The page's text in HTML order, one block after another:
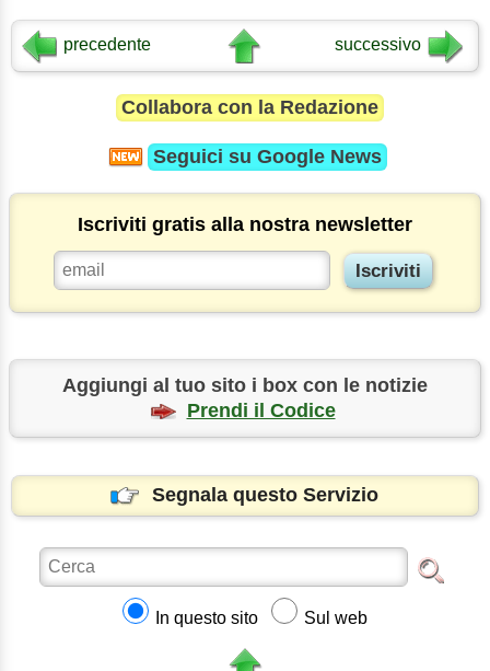
precedente successivo
Collabora con la Redazione
Seguici su Google News
Iscriviti gratis alla nostra newsletter
Aggiungi al tuo sito i box con le notizie
Prendi il Codice
Segnala questo Servizio
In questo sito Sul web